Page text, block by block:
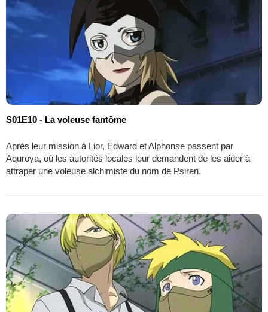
S01E10 - La voleuse fantôme
Après leur mission à Lior, Edward et Alphonse passent par
Aquroya, où les autorités locales leur demandent de les aider à
attraper une voleuse alchimiste du nom de Psiren.